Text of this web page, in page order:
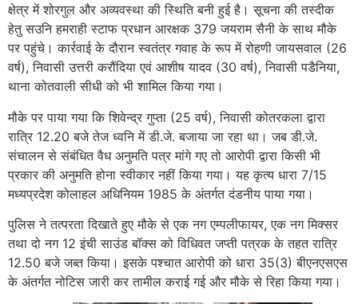
क्षेत्र में शोरगुल और अव्यवस्था की स्थिति बनी हुई है। सूचना की तस्दीक
हेतु सउनि हमराही स्टाफ प्रधान आरक्षक 379 जयराम सैनी के साथ मौके
पर पहुंचे। कार्रवाई के दौरान स्वतंत्र गवाह के रूप में रोहणी जायसवाल (26
वर्ष), निवासी उत्तरी करौंदिया एवं आशीष यादव (30 वर्ष), निवासी पडैनिया,
थाना कोतवाली सीधी को भी शामिल किया गया।
मौके पर पाया गया कि शिवेन्द्र गुप्ता (25 वर्ष), निवासी कोतरकला द्वारा
रात्रि 12.20 बजे तेज ध्वनि में डी.जे. बजाया जा रहा था। जब डी.जे.
संचालन से संबंधित वैध अनुमति पत्र मांगे गए तो आरोपी द्वारा किसी भी
प्रकार की अनुमति होना स्वीकार नहीं किया गया। यह कृत्य धारा 7/15
मध्यप्रदेश कोलाहल अधिनियम 1985 के अंतर्गत दंडनीय पाया गया।
पुलिस ने तत्परता दिखाते हुए मौके से एक नग एम्पलीफायर, एक नग मिक्सर
तथा दो नग 12 इंची साउंड बॉक्स को विधिवत जप्ती पत्रक के तहत रात्रि
12.50 बजे जब्त किया। इसके पश्चात आरोपी को धारा 35(3) बीएनएसएस
के अंतर्गत नोटिस जारी कर तामील कराई गई और मौके से रिहा किया गया।